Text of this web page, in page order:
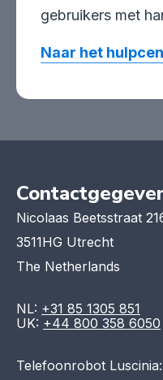
gebruikers met
Naar het
Nicolaas Beetsstraat
3511HG Utrecht
The Netherlands
NL: +31 85 1305 851
UK: +44 800 358 6050
Telefoonrobot Luscinia: